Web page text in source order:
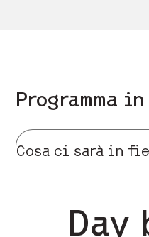
Programma
Cosa ci sarà in
Day